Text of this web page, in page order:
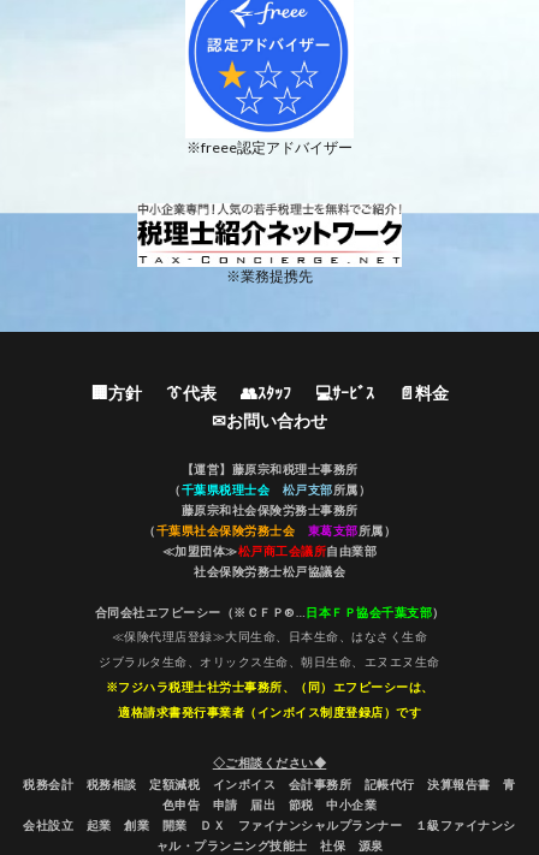
※freee認定アドバイザー
※業務提携先
🏢方針 👔代表 👥ｽﾀｯﾌ 💻ｻｰﾋﾞｽ
📄料金
✉お問い合わせ
【運営】藤原宗和税理士事務所
（千葉県税理士会 松戸支部所属）
藤原宗和社会保険労務士事務所
（千葉県社会保険労務士会 東葛支部所属）
≪加盟団体≫松戸商工会議所自由業部
社会保険労務士松戸協議会
合同会社エフピーシー（※ＣＦＰ®… 日本ＦＰ協会千葉支部）
≪保険代理店登録≫大同生命、日本生命、はなさく生命
ジブラルタ生命、オリックス生命、朝日生命、エヌエヌ生命
※フジハラ税理士社労士事務所、（同）エフピーシーは、
適格請求書発行事業者（インボイス制度登録店）です
◇ご相談ください◆
税務会計 税務相談 定額減税 インボイス 会計事務所 記帳代行 決算報告書 青
色申告 申請 届出 節税 中小企業
会社設立 起業 創業 開業 ＤＸ ファイナンシャルプランナー １級ファイナンシ
ャル・プランニング技能士 社保 源泉